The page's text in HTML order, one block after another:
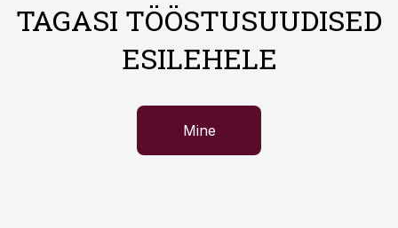
TAGASI TÖÖSTUSUUDISED
ESILEHELE
Mine